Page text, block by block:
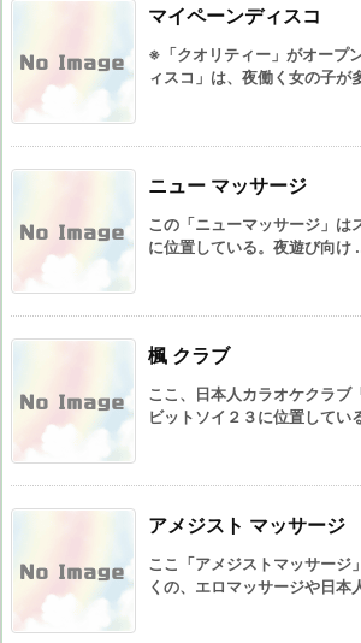
マイペーンディスコ
※「クオリティー」がオープ
ィスコ」は、夜働く女の子が
ニュー マッサージ
この「ニューマッサージ」は
に位置している。夜遊び向け
楓 クラブ
ここ、日本人カラオケクラブ
ビットソイ２３に位置してい
アメジスト マッサージ
ここ「アメジストマッサージ
くの、エロマッサージや日本